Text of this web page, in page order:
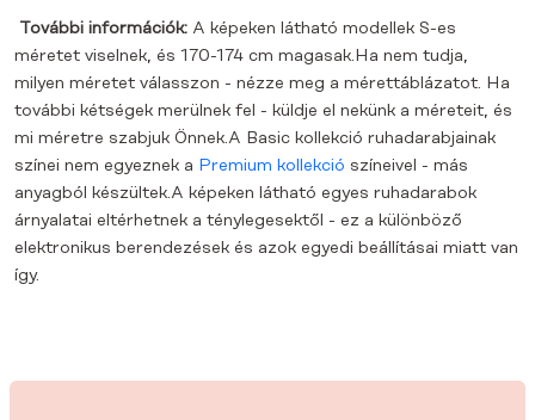
További információk: A képeken látható modellek S-es
méretet viselnek, és 170-174 cm magasak.Ha nem tudja,
milyen méretet válasszon - nézze meg a mérettáblázatot. Ha
további kétségek merülnek fel - küldje el nekünk a méreteit, és
mi méretre szabjuk Önnek.A Basic kollekció ruhadarabjainak
színei nem egyeznek a Premium kollekció színeivel - más
anyagból készültek.A képeken látható egyes ruhadarabok
árnyalatai eltérhetnek a ténylegesektől - ez a különböző
elektronikus berendezések és azok egyedi beállításai miatt van
így.